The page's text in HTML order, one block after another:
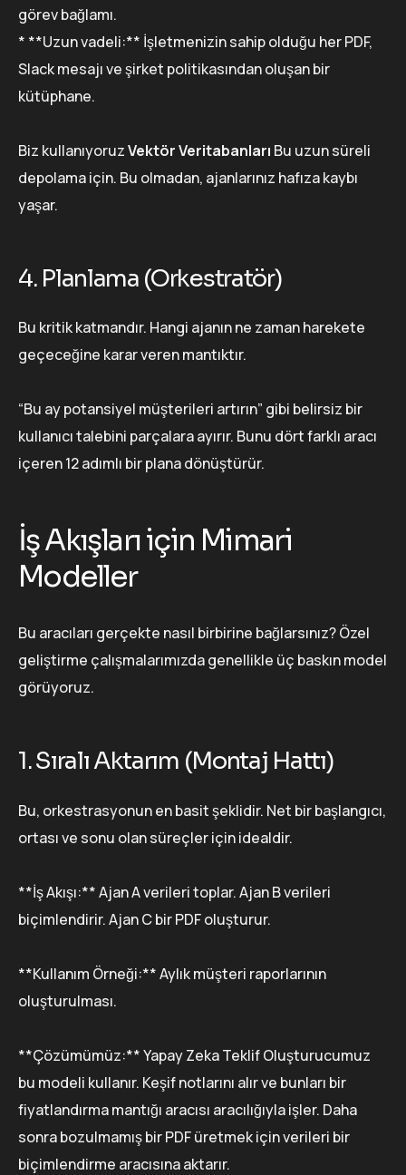
görev bağlamı.
* **Uzun vadeli:** İşletmenizin sahip olduğu her PDF,
Slack mesajı ve şirket politikasından oluşan bir
kütüphane.
Biz kullanıyoruzVektör Veritabanları Bu uzun süreli
depolama için. Bu olmadan, ajanlarınız hafıza kaybı
yaşar.
4. Planlama (Orkestratör)
Bu kritik katmandır. Hangi ajanın ne zaman harekete
geçeceğine karar veren mantıktır.
“Bu ay potansiyel müşterileri artırın” gibi belirsiz bir
kullanıcı talebini parçalara ayırır. Bunu dört farklı aracı
içeren 12 adımlı bir plana dönüştürür.
İş Akışları için Mimari
Modeller
Bu aracıları gerçekte nasıl birbirine bağlarsınız? Özel
geliştirme çalışmalarımızda genellikle üç baskın model
görüyoruz.
1. Sıralı Aktarım (Montaj Hattı)
Bu, orkestrasyonun en basit şeklidir. Net bir başlangıcı,
ortası ve sonu olan süreçler için idealdir.
**İş Akışı:** Ajan A verileri toplar. Ajan B verileri
biçimlendirir. Ajan C bir PDF oluşturur.
**Kullanım Örneği:** Aylık müşteri raporlarının
oluşturulması.
**Çözümümüz:** Yapay Zeka Teklif Oluşturucumuz
bu modeli kullanır. Keşif notlarını alır ve bunları bir
fiyatlandırma mantığı aracısı aracılığıyla işler. Daha
sonra bozulmamış bir PDF üretmek için verileri bir
biçimlendirme aracısına aktarır.